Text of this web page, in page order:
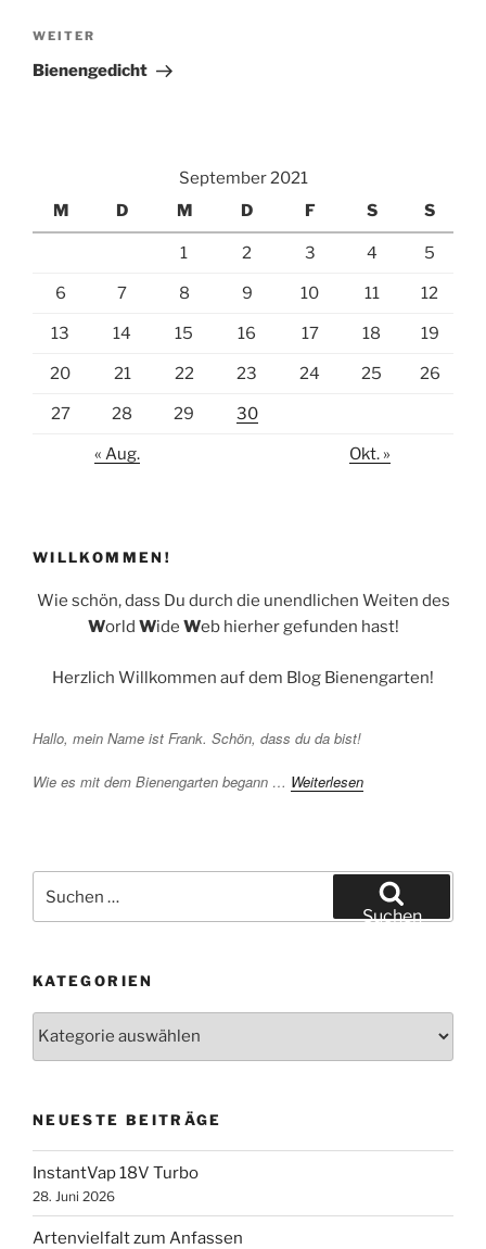
a
t
Nächster
Beitrag
WEITER
Bienengedicht
September 2021
M
D M D F S S
1 2 3 4 5
6 7 8 9 10 11 12
13 14 15 16 17 18 19
20 21 22 23 24 25 26
27 28 29 30
« Aug. Okt. »
WILLKOMMEN!
Wie schön, dass Du durch die unendlichen Weiten des
World Wide Web hierher gefunden hast!
Herzlich Willkommen auf dem Blog Bienengarten!
Hallo, mein Name ist Frank. Schön, dass du da bist!
Wie es mit dem Bienengarten begann … Weiterlesen
nach:
Suchen
KATEGORIEN
NEUESTE BEITRÄGE
InstantVap 18V Turbo
28. Juni 2026
Artenvielfalt zum Anfassen